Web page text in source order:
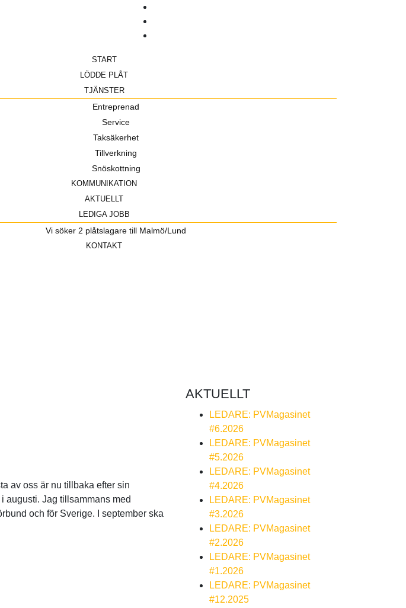
START
LÖDDE PLÅT
TJÄNSTER
Entreprenad
Service
Taksäkerhet
Tillverkning
Snöskottning
KOMMUNIKATION
AKTUELLT
LEDIGA JOBB
Vi söker 2 plåtslagare till Malmö/Lund
KONTAKT
av oss är nu tillbaka efter sin
augusti. Jag tillsammans med
och för Sverige. I september ska
AKTUELLT
LEDARE: PVMagasinet
#6.2026
LEDARE: PVMagasinet
#5.2026
LEDARE: PVMagasinet
#4.2026
LEDARE: PVMagasinet
#3.2026
LEDARE: PVMagasinet
#2.2026
LEDARE: PVMagasinet
#1.2026
LEDARE: PVMagasinet
#12.2025